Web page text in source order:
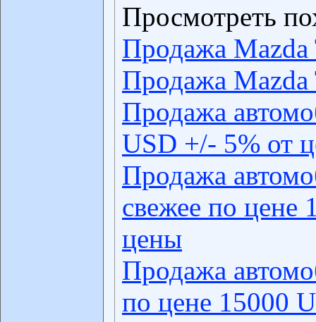
Просмотреть
Продажа Mazda
Продажа Mazda
Продажа
USD +/- 5% от
Продажа
свежее по цене
цены
Продажа
по цене 15000